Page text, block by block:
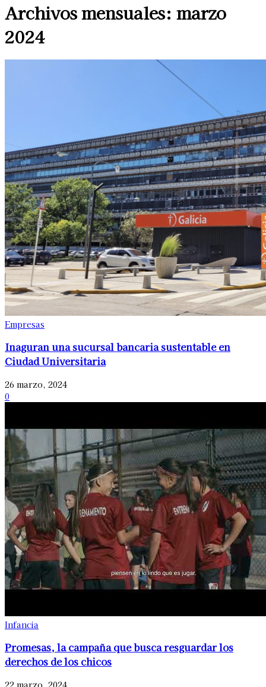
Archivos mensuales: marzo
2024
Empresas
Inaguran una sucursal bancaria sustentable en
Ciudad Universitaria
26 marzo, 2024
0
Infancia
Promesas, la campaña que busca resguardar los
derechos de los chicos
22 marzo, 2024